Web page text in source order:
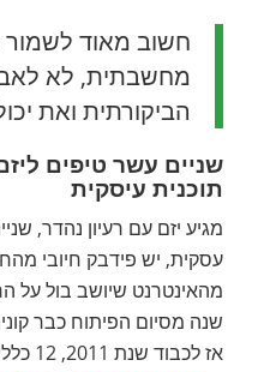
חשוב מאוד לשמור
מחשבתית, לא
הביקורתית ואת
שניים עשר טיפים
תוכנית עיסקית
מגיע יזם עם רעיון נהדר,
עסקית, יש פידבק חיובי
מהאינטרנט שיושב בול על
שנה מסיום הפיתוח כבר
אז לכבוד שנת 2011, 12 כללים להמשך הדרך היזמית.